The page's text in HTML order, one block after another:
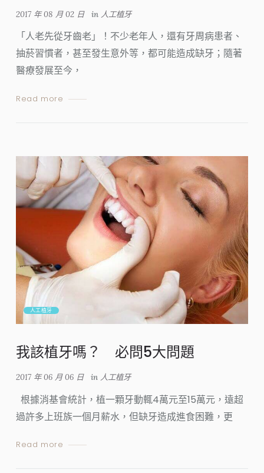
2017 年 08 月 02 日 in 人工植牙
「人老先從牙齒老」！不少老年人，還有牙周病患者、
抽菸習慣者，甚至發生意外等，都可能造成缺牙；隨著
醫療發展至今，
Read more
人工植牙
我該植牙嗎？ 必問5大問題
2017 年 06 月 06 日 in 人工植牙
根據消基會統計，植一顆牙動輒4萬元至15萬元，遠超
過許多上班族一個月薪水，但缺牙造成進食困難，更
Read more